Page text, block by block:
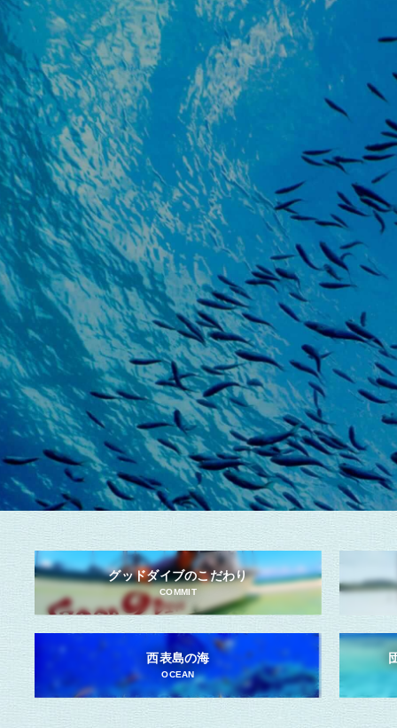
グッドダイブのこだわり
COMMIT
西表島の海
OCEAN